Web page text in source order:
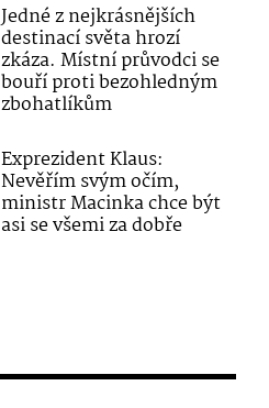
Jedné z nejkrásnějších
destinací světa hrozí
zkáza. Místní průvodci se
bouří proti bezohledným
zbohatlíkům
Exprezident Klaus:
Nevěřím svým očím,
ministr Macinka chce být
asi se všemi za dobře